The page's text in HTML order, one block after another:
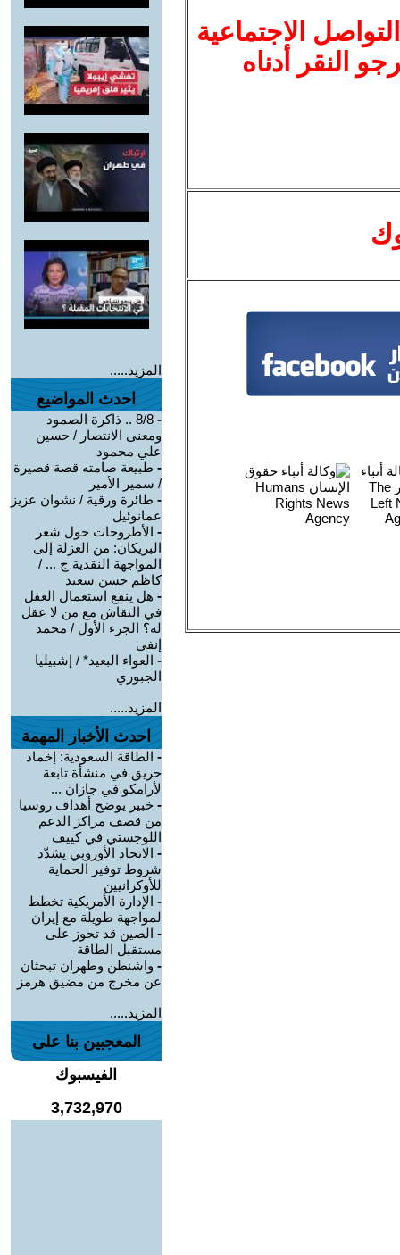
الاجتماعية
النقر أدناه
المزيد.....
احدث المواضيع
-
8/8 .. ذاكرة الصمود
ومعنى الانتصار / حسين
علي محمود
- طبيعة صامته قصة قصيرة
/ سمير الأمير
- طائرة ورقية / نشوان عزيز
عمانوئيل
- الأطروحات حول شعر
البريكان: من العزلة إلى
المواجهة النقدية ج ... /
كاظم حسن سعيد
- هل ينفع استعمال العقل
في النقاش مع من لا عقل
له؟ الجزء الأول / محمد
إنفي
- العواء البعيد* / إشبيليا
الجبوري
المزيد.....
احدث الأخبار المهمة
- الطاقة السعودية: إخماد
حريق في منشأة تابعة
لأرامكو في جازان ...
- خبير يوضح أهداف روسيا
من قصف مراكز الدعم
اللوجستي في كييف
- الاتحاد الأوروبي يشدّد
شروط توفير الحماية
للأوكرانيين
- الإدارة الأمريكية تخطط
لمواجهة طويلة مع إيران
- الصين قد تحوز على
مستقبل الطاقة
- واشنطن وطهران تبحثان
عن مخرج من مضيق هرمز
المزيد.....
المعجبين بنا على
الفيسبوك
3,732,970